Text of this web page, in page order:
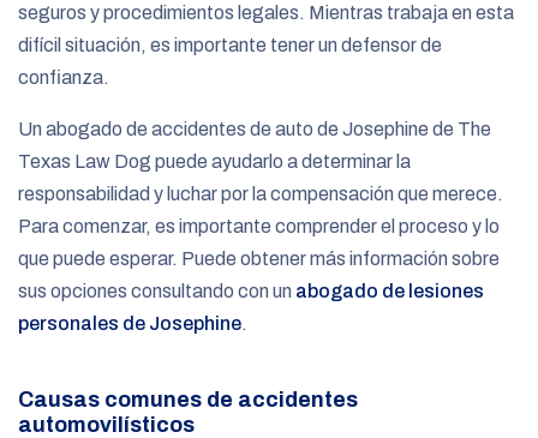
seguros y procedimientos legales. Mientras trabaja en esta
difícil situación, es importante tener un defensor de
confianza.
Un abogado de accidentes de auto de Josephine de The
Texas Law Dog puede ayudarlo a determinar la
responsabilidad y luchar por la compensación que merece.
Para comenzar, es importante comprender el proceso y lo
que puede esperar. Puede obtener más información sobre
sus opciones consultando con un abogado de lesiones
personales de Josephine.
Causas comunes de accidentes
automovilísticos